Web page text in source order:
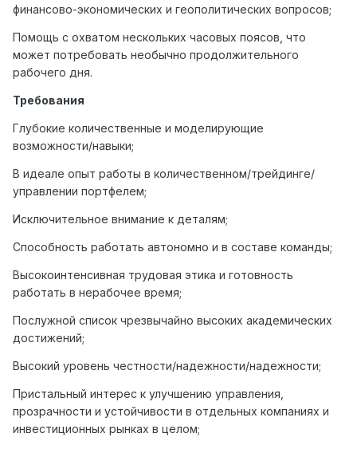
финансово-экономических и геополитических вопросов;
Помощь с охватом нескольких часовых поясов, что
может потребовать необычно продолжительного
рабочего дня.
Требования
Глубокие количественные и моделирующие
возможности/навыки;
В идеале опыт работы в количественном/трейдинге/
управлении портфелем;
Исключительное внимание к деталям;
Способность работать автономно и в составе команды;
Высокоинтенсивная трудовая этика и готовность
работать в нерабочее время;
Послужной список чрезвычайно высоких академических
достижений;
Высокий уровень честности/надежности/надежности;
Пристальный интерес к улучшению управления,
прозрачности и устойчивости в отдельных компаниях и
инвестиционных рынках в целом;